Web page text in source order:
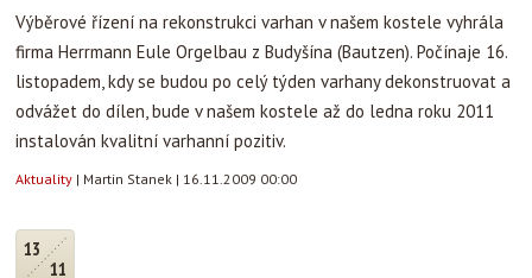
Výběrové řízení na rekonstrukci varhan v našem kostele vyhrála
firma Herrmann Eule Orgelbau z Budyšína (Bautzen). Počínaje 16.
listopadem, kdy se budou po celý týden varhany dekonstruovat a
odvážet do dílen, bude v našem kostele až do ledna roku 2011
instalován kvalitní varhanní pozitiv.
Aktuality | Martin Stanek | 16.11.2009 00:00
13
11